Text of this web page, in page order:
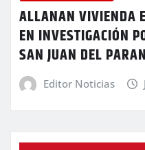
ALLANAN VIVIENDA
EN INVESTIGACIÓN
SAN JUAN DEL
Editor Noticias